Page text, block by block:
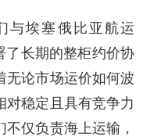
与埃塞俄比亚航运
了长期的整柜约价协
无论市场运价如何波
稳定且具有竞争力
仅负责海上运输，